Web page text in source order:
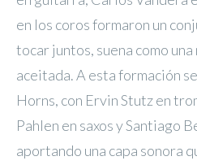
en los coros formaron un
tocar juntos, suena como
aceitada. A esta formación
Horns, con Ervin Stutz en
Pahlen en saxos y Santiago
aportando una capa sonora